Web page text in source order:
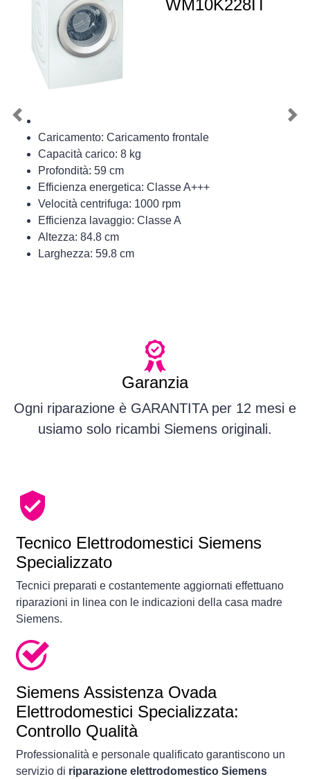
WM10K228IT
Caricamento: Caricamento frontale
Capacità carico: 8 kg
Profondità: 59 cm
Efficienza energetica: Classe A+++
Velocità centrifuga: 1000 rpm
Efficienza lavaggio: Classe A
Altezza: 84.8 cm
Larghezza: 59.8 cm
Previous
Garanzia
Ogni riparazione è GARANTITA per 12 mesi e
usiamo solo ricambi Siemens originali.
Tecnico Elettrodomestici Siemens
Specializzato
Tecnici preparati e costantemente aggiornati effettuano
riparazioni in linea con le indicazioni della casa madre
Siemens.
Siemens Assistenza Ovada
Elettrodomestici Specializzata:
Controllo Qualità
Professionalità e personale qualificato garantiscono un
servizio di riparazione elettrodomestico Siemens